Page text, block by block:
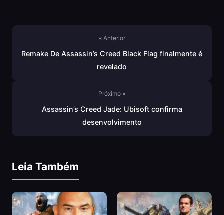
« Anterior
Remake De Assassin’s Creed Black Flag finalmente é
revelado
Próximo »
Assassin’s Creed Jade: Ubisoft confirma
desenvolvimento
Leia Também